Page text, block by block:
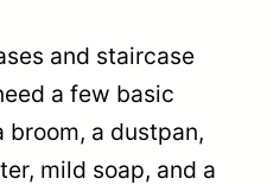
and staircase
a few basic
a dustpan,
mild soap, and a